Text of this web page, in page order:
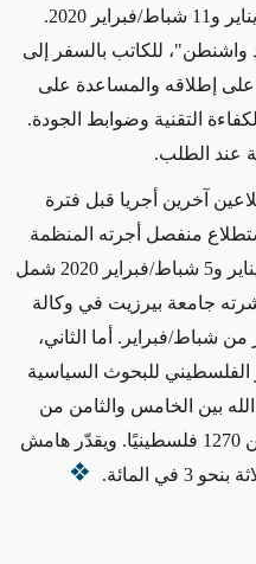
الفترة الممتدة بين 23 كانون الثاني/يناير و11 شباط/فبراير 2020.
واشنطن"، للكاتب بالسفر إلى
إطلاقه والمساعدة على
التقنية وضوابط الجودة.
عند الطلب.
آخرين أجريا قبل فترة
منفصل أجرته المنظمة
المحلية نفسها بين 31 كانون الثاني/يناير و5 شباط/فبراير 2020 شمل
فلسطينيًا ونشرته جامعة بيرزيت في وكالة
من شباط/فبراير. أما الثاني،
للبحوث السياسية
بين الخامس والثامن من
شباط/فبراير وشمل عينة تمثيلية من 1270 فلسطينيًا. ويقدّر هامش
المائة.